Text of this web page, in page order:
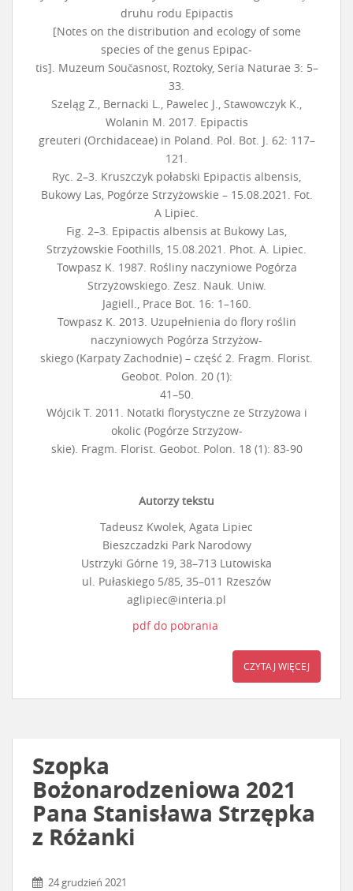
druhu rodu Epipactis
[Notes on the distribution and ecology of some
species of the genus Epipac-
tis]. Muzeum Současnost, Roztoky, Seria Naturae 3: 5–
33.
Szeląg Z., Bernacki L., Pawelec J., Stawowczyk K.,
Wolanin M. 2017. Epipactis
greuteri (Orchidaceae) in Poland. Pol. Bot. J. 62: 117–
121.
Ryc. 2–3. Kruszczyk połabski Epipactis albensis,
Bukowy Las, Pogórze Strzyżowskie – 15.08.2021. Fot.
A Lipiec.
Fig. 2–3. Epipactis albensis at Bukowy Las,
Strzyżowskie Foothills, 15.08.2021. Phot. A. Lipiec.
Towpasz K. 1987. Rośliny naczyniowe Pogórza
Strzyżowskiego. Zesz. Nauk. Uniw.
Jagiell., Prace Bot. 16: 1–160.
Towpasz K. 2013. Uzupełnienia do flory roślin
naczyniowych Pogórza Strzyżow-
skiego (Karpaty Zachodnie) – część 2. Fragm. Florist.
Geobot. Polon. 20 (1):
41–50.
Wójcik T. 2011. Notatki florystyczne ze Strzyżowa i
okolic (Pogórze Strzyżow-
skie). Fragm. Florist. Geobot. Polon. 18 (1): 83-90
Autorzy tekstu
Tadeusz Kwolek, Agata Lipiec
Bieszczadzki Park Narodowy
Ustrzyki Górne 19, 38–713 Lutowiska
ul. Pułaskiego 5/85, 35–011 Rzeszów
aglipiec@interia.pl
pdf do pobrania
CZYTAJ WIĘCEJ
Szopka
Bożonarodzeniowa 2021
Pana Stanisława Strzępka
z Różanki
24 grudzień 2021